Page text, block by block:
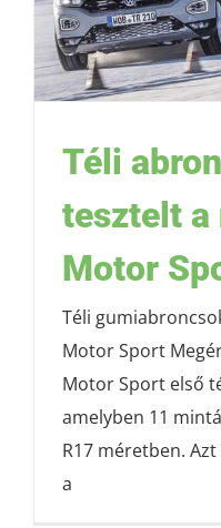
Téli
tesztelt a
Motor
Téli
Motor Sport
Motor Sport első
amelyben 11
R17 méretben.
a